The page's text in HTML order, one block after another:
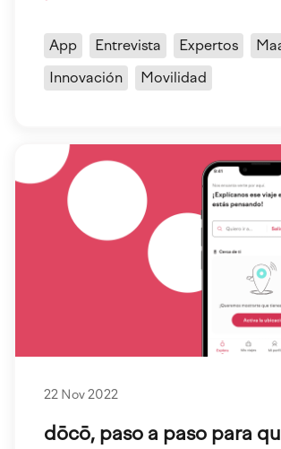
App Entrevista Expertos
Innovación
Movilidad
22 Nov 2022
dōcō, paso a paso para